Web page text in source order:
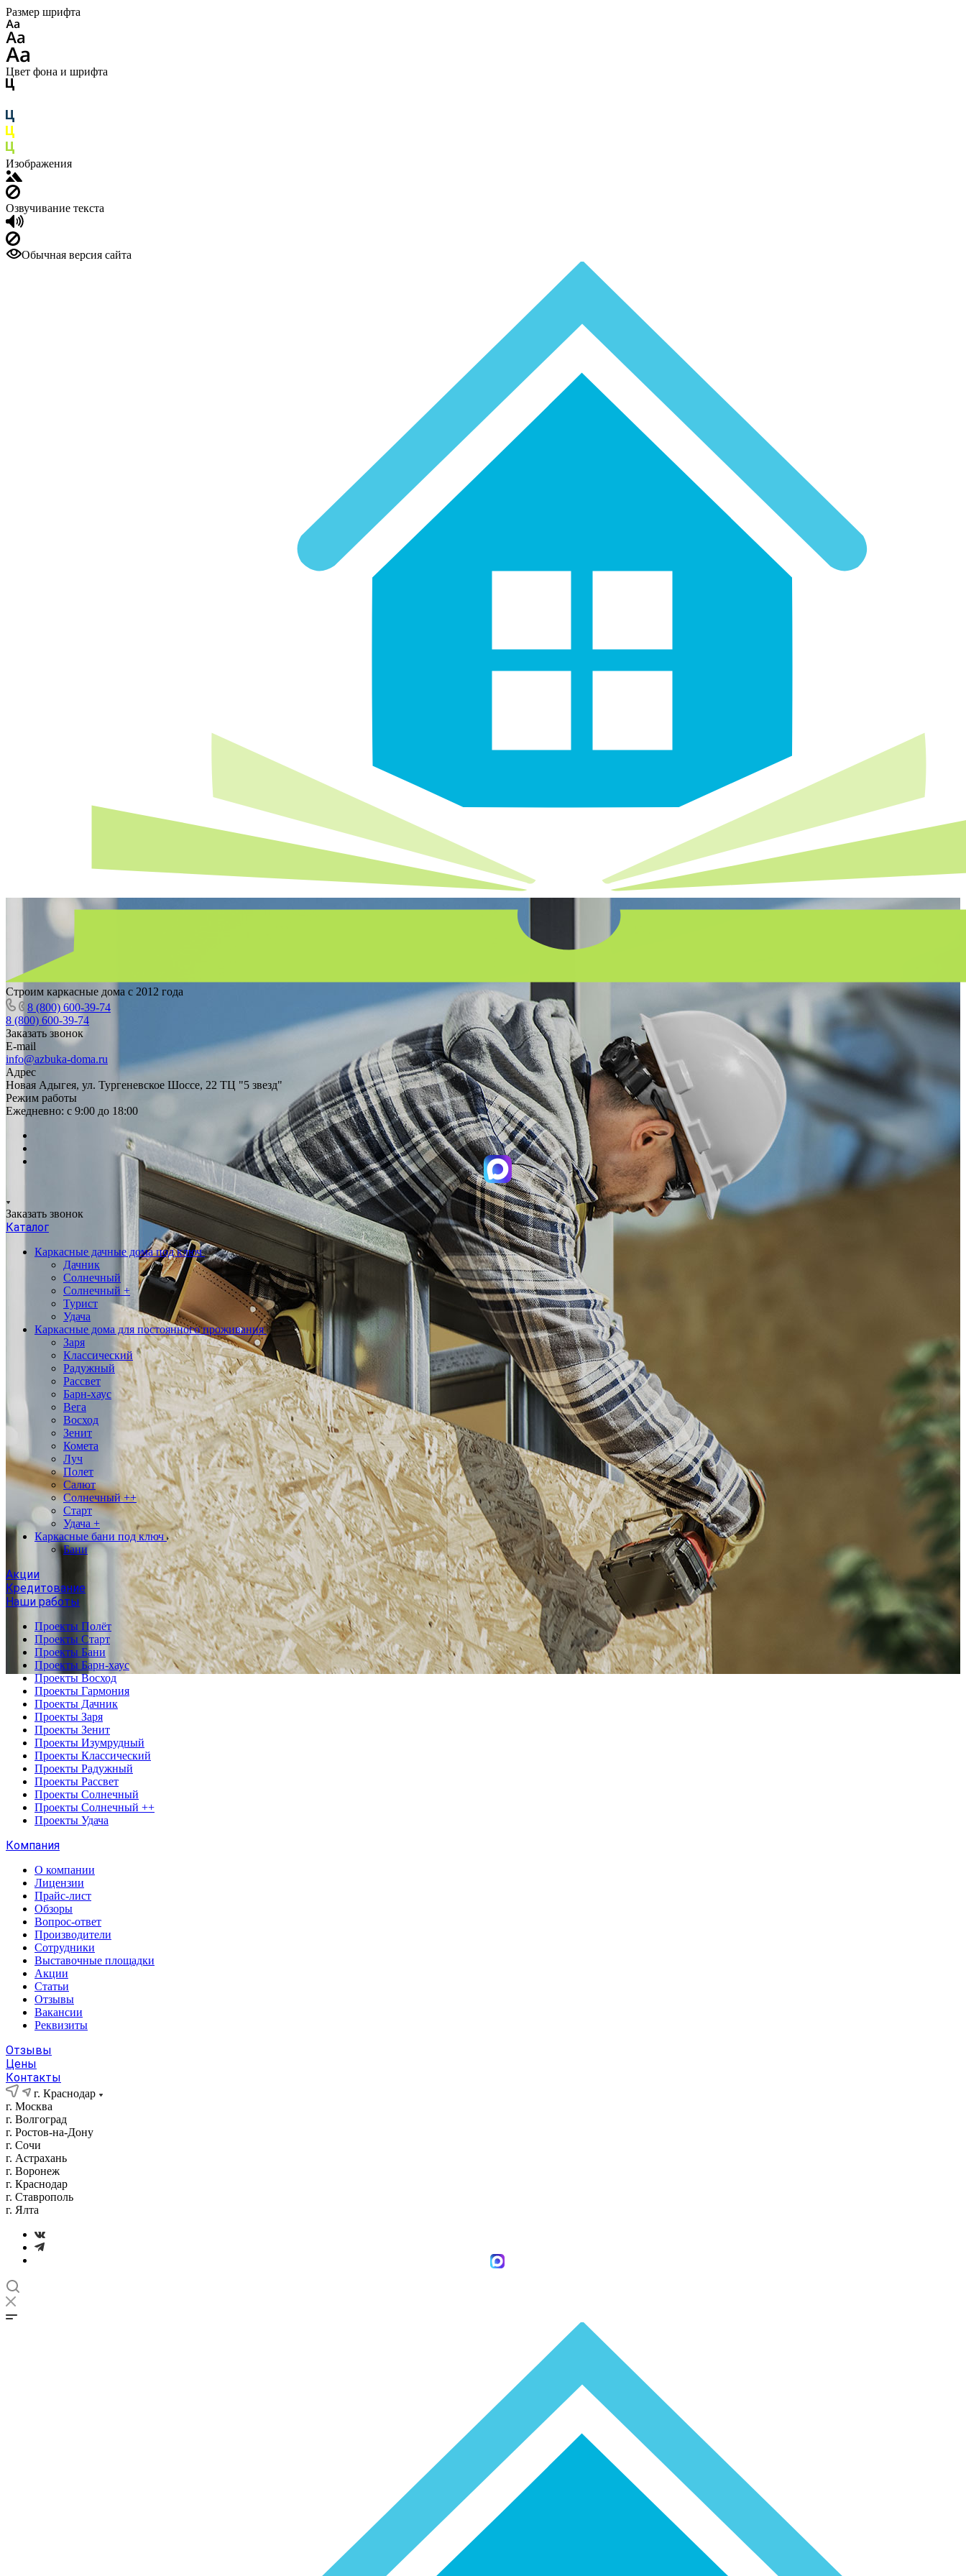
Размер шрифта
Цвет фона и шрифта
Изображения
Озвучивание текста
Обычная версия сайта
Строим каркасные дома с 2012 года
8 (800) 600-39-74
8 (800) 600-39-74
Заказать звонок
E-mail
info@azbuka-doma.ru
Адрес
Новая Адыгея, ул. Тургеневское Шоссе, 22 ТЦ "5 звезд"
Режим работы
Ежедневно: с 9:00 до 18:00
Заказать звонок
Каталог
Каркасные дачные дома под ключ
Дачник
Солнечный
Солнечный +
Турист
Удача
Каркасные дома для постоянного проживания
Заря
Классический
Радужный
Рассвет
Барн-хаус
Вега
Восход
Зенит
Комета
Луч
Полет
Салют
Солнечный ++
Старт
Удача +
Каркасные бани под ключ
Бани
Акции
Кредитование
Наши работы
Проекты Полёт
Проекты Старт
Проекты Бани
Проекты Барн-хаус
Проекты Восход
Проекты Гармония
Проекты Дачник
Проекты Заря
Проекты Зенит
Проекты Изумрудный
Проекты Классический
Проекты Радужный
Проекты Рассвет
Проекты Солнечный
Проекты Солнечный ++
Проекты Удача
Компания
О компании
Лицензии
Прайс-лист
Обзоры
Вопрос-ответ
Производители
Сотрудники
Выставочные площадки
Акции
Статьи
Отзывы
Вакансии
Реквизиты
Отзывы
Цены
Контакты
г. Краснодар
г. Москва
г. Волгоград
г. Ростов-на-Дону
г. Сочи
г. Астрахань
г. Воронеж
г. Краснодар
г. Ставрополь
г. Ялта